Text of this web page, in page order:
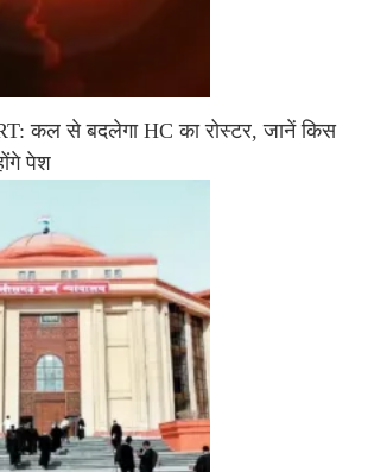
कल से बदलेगा HC का रोस्टर, जानें किस
पेश